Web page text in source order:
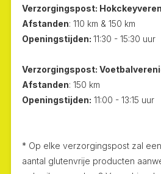
Verzorgingspost:
Afstanden: 110 km & 150 km
Openingstijden: 11:30 - 15:30 uur
Verzorgingspost:
Afstanden: 150 km
Openingstijden: 11:00 - 13:15 uur
* Op elke verzorgingspost zal
aantal glutenvrije producten